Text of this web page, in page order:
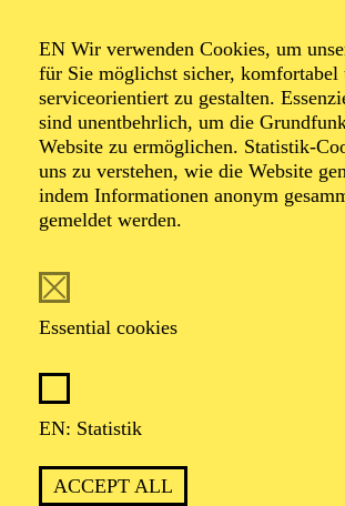
EN Wir verwenden Cookies, um
für Sie möglichst sicher, komfortabel
serviceorientiert zu gestalten.
sind unentbehrlich, um die
Website zu ermöglichen. Statistik-
uns zu verstehen, wie die Website
indem Informationen anonym
gemeldet werden.
Essential cookies
EN: Statistik
ACCEPT ALL
Supported by
ORDER TICKETS +49 201 81
THEATER UND PHILHARMONIE
OPERNPLATZ 10 — 45128